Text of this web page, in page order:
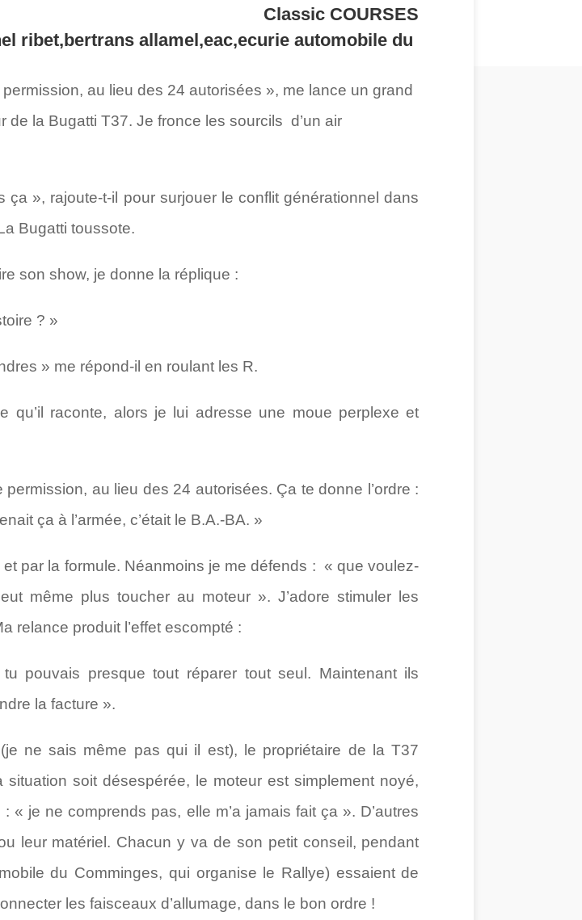
Classic COURSES
au lieu des 24 autorisées », me lance un grand
de la Bugatti T37. Je fronce les sourcils d’un air
», rajoute-t-il pour surjouer le conflit générationnel dans
Bugatti toussote.
son show, je donne la réplique :
? »
» me répond-il en roulant les R.
raconte, alors je lui adresse une moue perplexe et
au lieu des 24 autorisées. Ça te donne l’ordre :
ça à l’armée, c’était le B.A.-BA. »
par la formule. Néanmoins je me défends : « que voulez-
même plus toucher au moteur ». J’adore stimuler les
relance produit l’effet escompté :
pouvais presque tout réparer tout seul. Maintenant ils
la facture ».
ne sais même pas qui il est), le propriétaire de la T37
soit désespérée, le moteur est simplement noyé,
je ne comprends pas, elle m’a jamais fait ça ». D’autres
leur matériel. Chacun y va de son petit conseil, pendant
du Comminges, qui organise le Rallye) essaient de
les faisceaux d’allumage, dans le bon ordre !